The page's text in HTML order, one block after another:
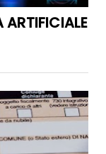
ARTIFICIALE